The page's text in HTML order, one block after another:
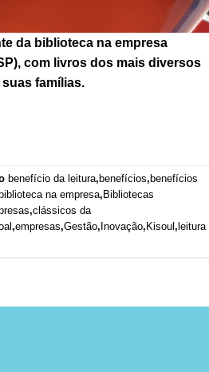
da biblioteca na empresa
com livros dos mais diversos
famílias.
benefício da leitura, benefícios, benefícios
biblioteca na empresa, Bibliotecas
,clássicos da
,empresas,Gestão, Inovação, Kisoul , leitura